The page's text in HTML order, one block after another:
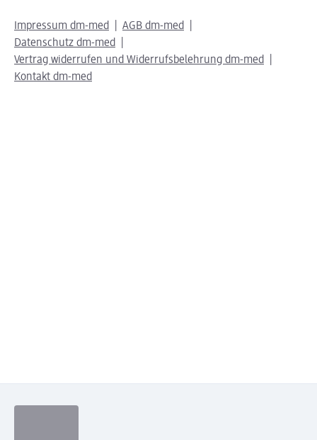
Impressum dm-med
AGB dm-med
Datenschutz dm-med
Vertrag widerrufen und Widerrufsbelehrung dm-med
Kontakt dm-med